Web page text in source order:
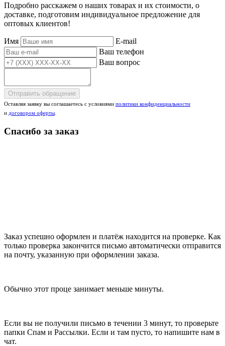
Подробно расскажем о наших товарах и их стоимости, о
доставке, подготовим индивидуальное предложение для
оптовых клиентов!
Имя
E-mail
Ваш телефон
Ваш вопрос
Отправить обращение
Оставляя заявку вы соглашаетесь с условиями политики конфиденциальности
и договором оферты
Спасибо за заказ
Заказ успешно оформлен и платёж находится на проверке. Как
только проверка закончится письмо автоматически отправится
на почту, указанную при оформлении заказа.
Обычно этот проце занимает меньше минуты.
Если вы не получили письмо в течении 3 минут, то проверьте
папки Спам и Рассылки. Если и там пусто, то напишите нам в
чат.